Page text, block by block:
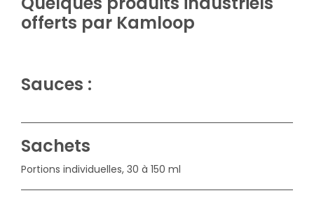
offerts par Kamloop
Sauces :
Sachets
Portions individuelles, 30 à 150 ml